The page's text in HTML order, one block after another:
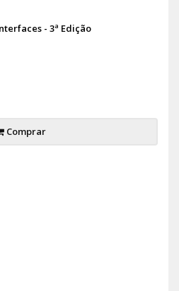
- 3ª Edição
Comprar